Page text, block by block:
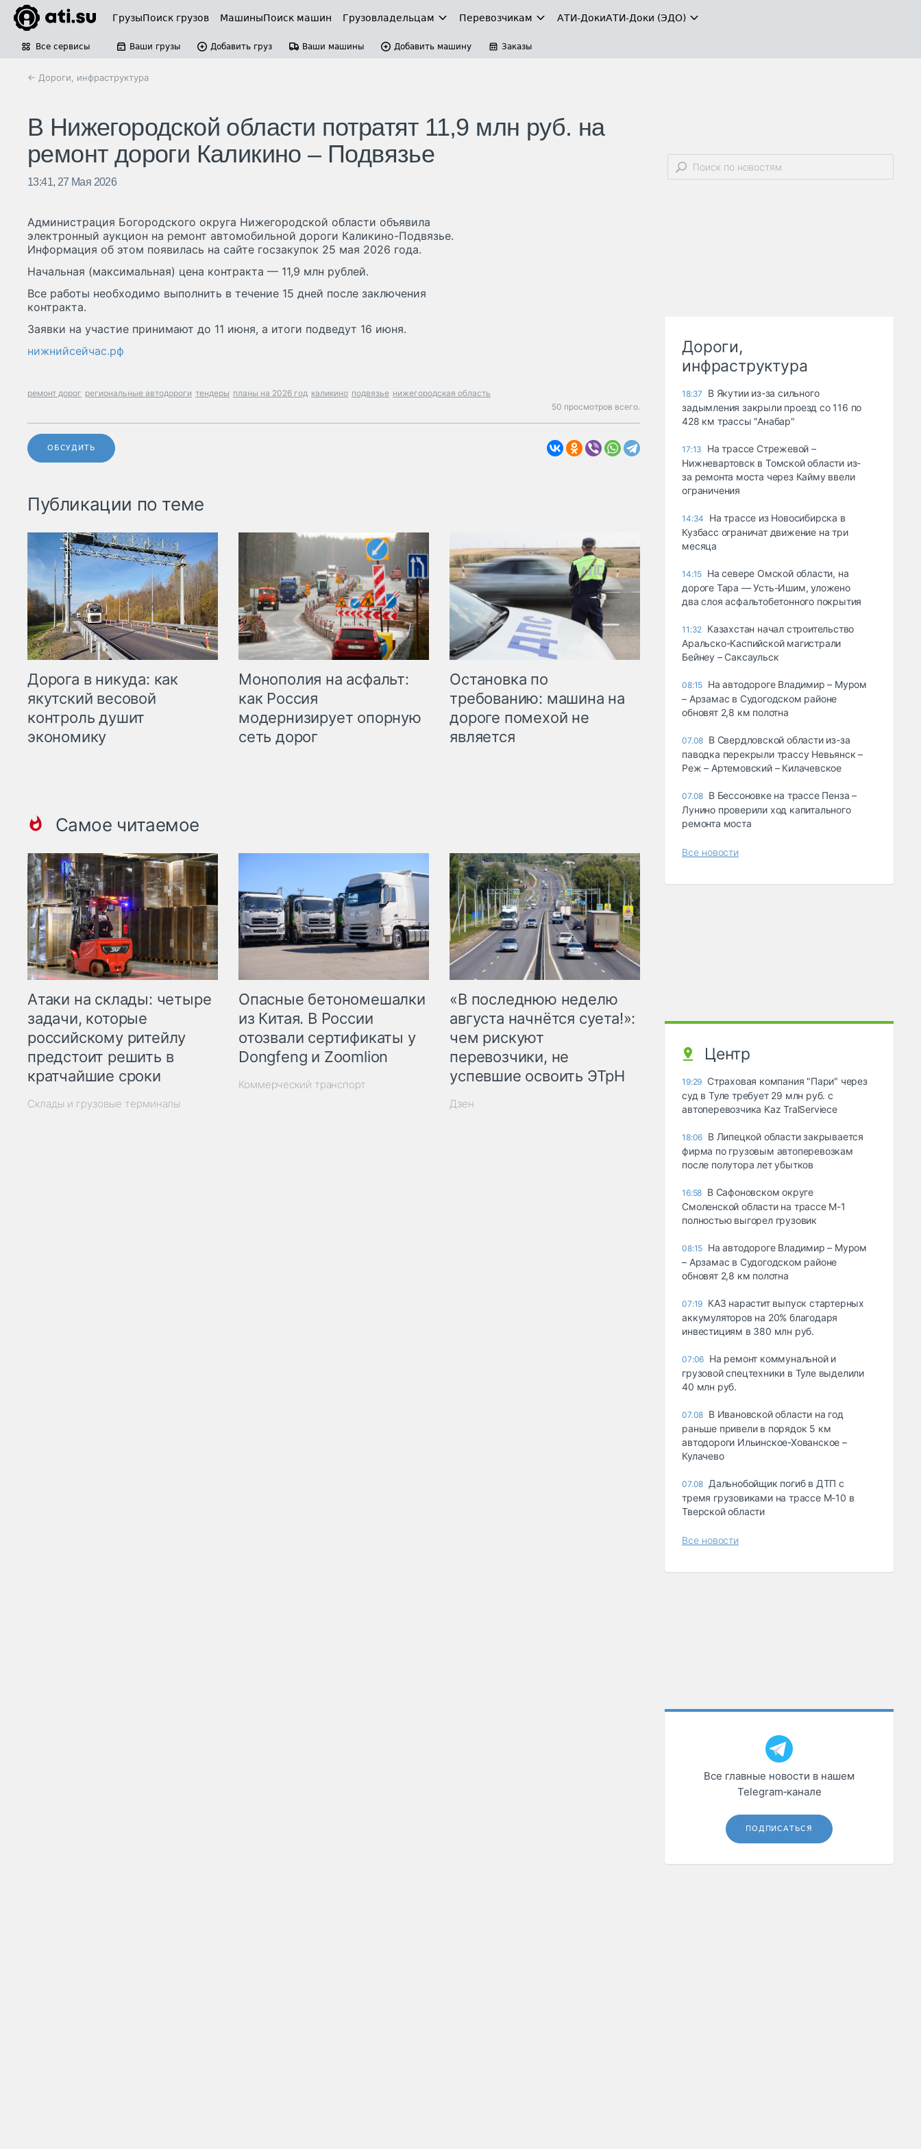
ГрузыПоиск грузов МашиныПоиск машин Грузовладельцам Перевозчикам АТИ-ДокиАТИ-Доки (ЭДО)
Все сервисы Ваши грузы Добавить груз Ваши машины Добавить машину Заказы
← Дороги, инфраструктура
В Нижегородской области потратят 11,9 млн руб. на
ремонт дороги Каликино – Подвязье
13:41, 27 Мая 2026
Администрация Богородского округа Нижегородской области объявила
электронный аукцион на ремонт автомобильной дороги Каликино-Подвязье.
Информация об этом появилась на сайте госзакупок 25 мая 2026 года.
Начальная (максимальная) цена контракта — 11,9 млн рублей.
Все работы необходимо выполнить в течение 15 дней после заключения
контракта.
Заявки на участие принимают до 11 июня, а итоги подведут 16 июня.
нижнийсейчас.рф
ремонт дорог региональные автодороги тендеры планы на 2026 год каликино подвязье нижегородская область
50 просмотров всего.
ОБСУДИТЬ
Публикации по теме
Дорога в никуда: как
якутский весовой
контроль душит
экономику
Монополия на асфальт:
как Россия
модернизирует опорную
сеть дорог
Остановка по
требованию: машина на
дороге помехой не
является
Самое читаемое
Атаки на склады: четыре
задачи, которые
российскому ритейлу
предстоит решить в
кратчайшие сроки
Склады и грузовые терминалы
Опасные бетономешалки
из Китая. В России
отозвали сертификаты у
Dongfeng и Zoomlion
Коммерческий транспорт
«В последнюю неделю
августа начнётся суета!»:
чем рискуют
перевозчики, не
успевшие освоить ЭТрН
Дзен
Дороги,
инфраструктура
18:37
В Якутии из-за сильного
задымления закрыли проезд со 116 по
428 км трассы "Анабар"
17:13
На трассе Стрежевой –
Нижневартовск в Томской области из-
за ремонта моста через Кайму ввели
ограничения
14:34
На трассе из Новосибирска в
Кузбасс ограничат движение на три
месяца
14:15 На севере Омской области, на
дороге Тара — Усть-Ишим, уложено
два слоя асфальтобетонного покрытия
11:32 Казахстан начал строительство
Аральско-Каспийской магистрали
Бейнеу – Саксаульск
08:15 На автодороге Владимир – Муром
– Арзамас в Судогодском районе
обновят 2,8 км полотна
07.08 В Свердловской области из-за
паводка перекрыли трассу Невьянск –
Реж – Артемовский – Килачевское
07.08 В Бессоновке на трассе Пенза –
Лунино проверили ход капитального
ремонта моста
Все новости
Центр
19:29 Страховая компания "Пари" через
суд в Туле требует 29 млн руб. с
автоперевозчика Kaz TralServiece
18:06 В Липецкой области закрывается
фирма по грузовым автоперевозкам
после полутора лет убытков
16:58 В Сафоновском округе
Смоленской области на трассе М-1
полностью выгорел грузовик
08:15 На автодороге Владимир – Муром
– Арзамас в Судогодском районе
обновят 2,8 км полотна
07:19 КАЗ нарастит выпуск стартерных
аккумуляторов на 20% благодаря
инвестициям в 380 млн руб.
07:06 На ремонт коммунальной и
грузовой спецтехники в Туле выделили
40 млн руб.
07.08 В Ивановской области на год
раньше привели в порядок 5 км
автодороги Ильинское-Хованское –
Кулачево
07.08 Дальнобойщик погиб в ДТП с
тремя грузовиками на трассе М-10 в
Тверской области
Все новости
Все главные новости в нашем
Telegram‑канале
ПОДПИСАТЬСЯ